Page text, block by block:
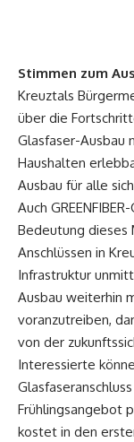
Stimmen zum
Kreuztals
über die
Glasfaser-Ausbau
Haushalten
Ausbau für alle
Auch
Bedeutung dieses
Anschlüssen in
Infrastruktur
Ausbau weiterhin
voranzutreiben,
von der
Interessierte
Frühlingsangebot
kostet in den